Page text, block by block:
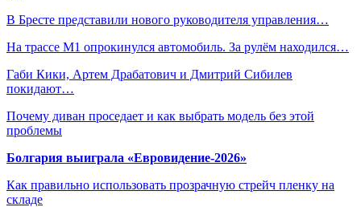
В Бресте представили нового руководителя управления…
На трассе М1 опрокинулся автомобиль. За рулём находился…
Габи Кики, Артем Драбатович и Дмитрий Сибилев
покидают…
Почему диван проседает и как выбрать модель без этой
проблемы
Болгария выиграла «Евровидение-2026»
Как правильно использовать прозрачную стрейч пленку на
складе